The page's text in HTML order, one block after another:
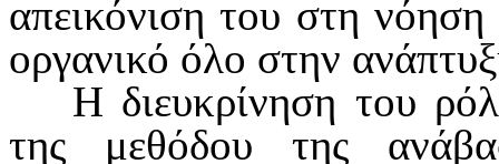
απεικόνιση του στη
οργανικό όλο στην
Η διευκρίνηση του
της μεθό­δου της